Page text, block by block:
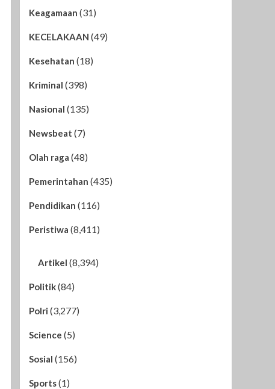
Keagamaan (31)
KECELAKAAN (49)
Kesehatan (18)
Kriminal (398)
Nasional (135)
Newsbeat (7)
Olah raga (48)
Pemerintahan (435)
Pendidikan (116)
Peristiwa (8,411)
Artikel (8,394)
Politik(84)
Polri (3,277)
Science (5)
Sosial (156)
Sports(1)